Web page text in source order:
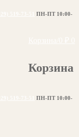
ПН-ПТ 10:00-
Корзина
ПН-ПТ 10:00-